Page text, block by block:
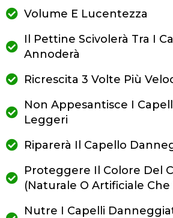
Volume E Lucentezza
Il Pettine Scivolerà Tra I
Annoderà
Ricrescita 3 Volte Più
Non Appesantisce I
Leggeri
Riparerà Il Capello
Proteggere Il Colore Del
(Naturale O Artificiale Che
Nutre I Capelli